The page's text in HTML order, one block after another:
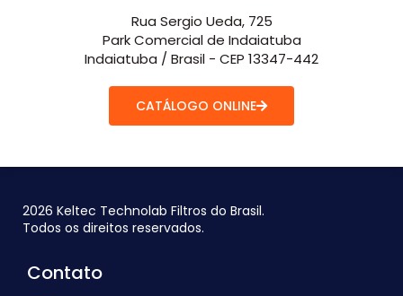
Rua Sergio Ueda, 725
Park Comercial de Indaiatuba
Indaiatuba / Brasil - CEP 13347-442
CATÁLOGO ONLINE
2026 Keltec Technolab Filtros do Brasil.
Todos os direitos reservados.
Contato